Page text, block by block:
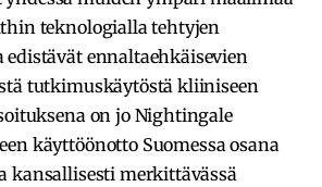
teknologialla tehtyjen
edistävät ennaltaehkäisevien
tutkimuskäytöstä kliiniseen
on jo Nightingale
käyttöönotto Suomessa osana
kansallisesti merkittävässä